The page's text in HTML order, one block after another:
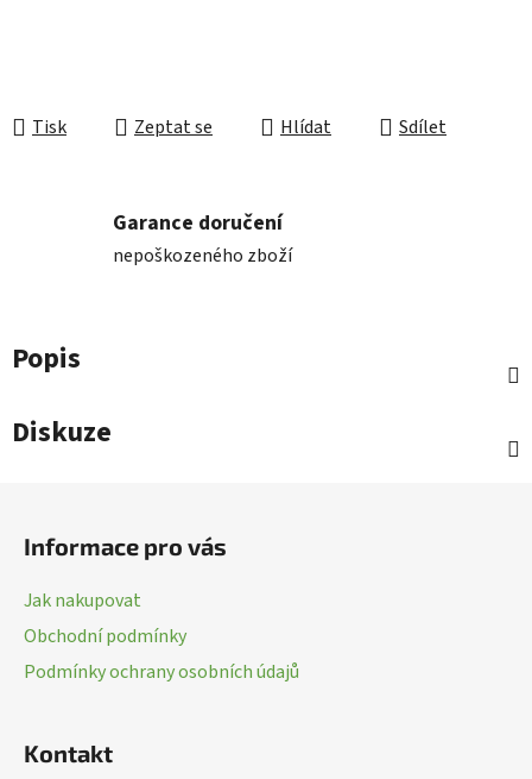
Tisk Zeptat se Hlídat Sdílet
Garance doručení
nepoškozeného zboží
Popis
Diskuze
Informace pro vás
Jak nakupovat
Obchodní podmínky
Podmínky ochrany osobních údajů
Kontakt